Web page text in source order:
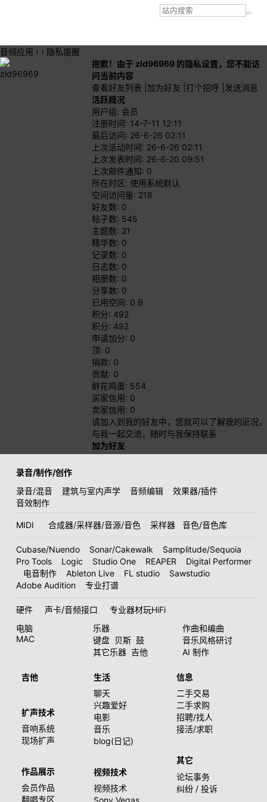
音频应用 › › 隐私提醒
zld96969
抱歉！由于 zld96969 的隐私设置，您不能访
问当前内容
查看好友列表
加为好友 打个招呼
发送消息
活跃概况
用户组: 会员
注册时间: 14-7-11 12:11
最后访问: 26-6-26 02:11
上次活动时间: 26-6-26 02:11
上次发表时间: 26-6-20 09:51
上次邮件通知: 0
所在时区: 使用系统默认
空间访问量: 218
好友数: 0
帖子数: 545
主题数: 21
精华数: 0
记录数: 0
日志数: 0
相册数: 0
分享数: 0
已用空间: 0 B
积分: 492
积分: 492
申请加分: 0
顶: 0
捐款: 0
贡献: 0
鲜花鸡蛋: 554
买家信用: 0
卖家信用: 0
请加入到我的好友中，您就可以了解我的近况，
与我一起交流，随时与我保持联系
加为好友
录音/制作/创作
录音/混音
建筑与室内声学 音频编辑
效果器/插件
音效制作
MIDI 合成器/采样器/音源/音色 采样器 音色/音色库
Cubase/Nuendo Sonar/Cakewalk
Samplitude/Sequoia
Pro Tools
Logic Studio One REAPER
Digital Performer
电音制作
Ableton Live FL studio
Sawstudio
Adobe Audition
专业打谱
硬件 声卡/音频接口
专业器材玩HiFi
电脑
MAC
乐器
键盘 贝斯 鼓
其它乐器 吉他
作曲和编曲
音乐风格研讨
AI 制作
吉他
扩声技术
音响系统
现场扩声
作品展示
会员作品
翻唱专区
生活
聊天
兴趣爱好
电影
音乐
blog(日记)
视频技术
视频技术
信息
二手交易
二手求购
招聘/找人
接活/求职
其它
论坛事务
纠纷 / 投诉